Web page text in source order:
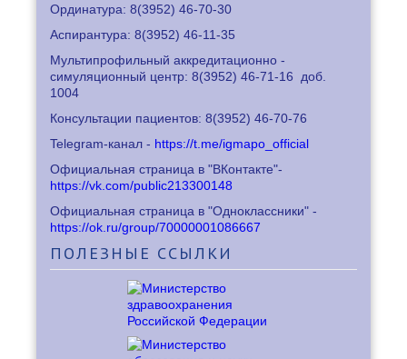
Ординатура: 8(3952) 46-70-30
Аспирантура: 8(3952) 46-11-35
Мультипрофильный аккредитационно -
симуляционный центр: 8(3952) 46-71-16
доб.
1004
Консультации пациентов: 8(3952) 46-70-76
Telegram-канал - https://t.me/igmapo_official
Официальная страница в "ВКонтакте"-
https://vk.com/public213300148
Официальная страница в "Одноклассники" -
https://ok.ru/group/70000001086667
ПОЛЕЗНЫЕ ССЫЛКИ